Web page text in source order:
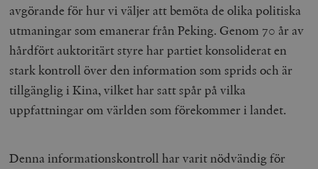
avgörande för hur vi väljer att bemöta de olika politiska
utmaningar som emanerar från Peking. Genom 70 år av
hårdfört auktoritärt styre har partiet konsoliderat en
stark kontroll över den information som sprids och är
tillgänglig i Kina, vilket har satt spår på vilka
uppfattningar om världen som förekommer i landet.
Denna informationskontroll har varit nödvändig för